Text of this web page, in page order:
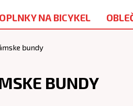
NA BICYKEL
bundy
BUNDY